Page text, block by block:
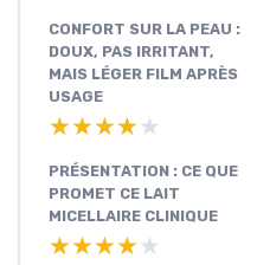
CONFORT SUR LA PEAU :
DOUX, PAS IRRITANT,
MAIS LÉGER FILM APRÈS
USAGE
★★★★★
★★★★★
PRÉSENTATION : CE QUE
PROMET CE LAIT
MICELLAIRE CLINIQUE
★★★★★
★★★★★